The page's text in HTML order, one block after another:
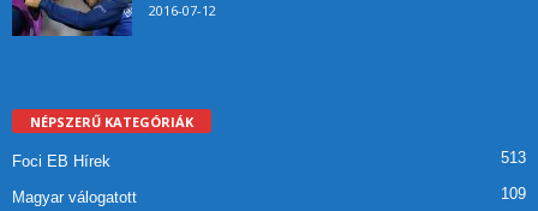
2016-07-12
NÉPSZERŰ KATEGÓRIÁK
Foci EB Hírek 513
Magyar válogatott 109